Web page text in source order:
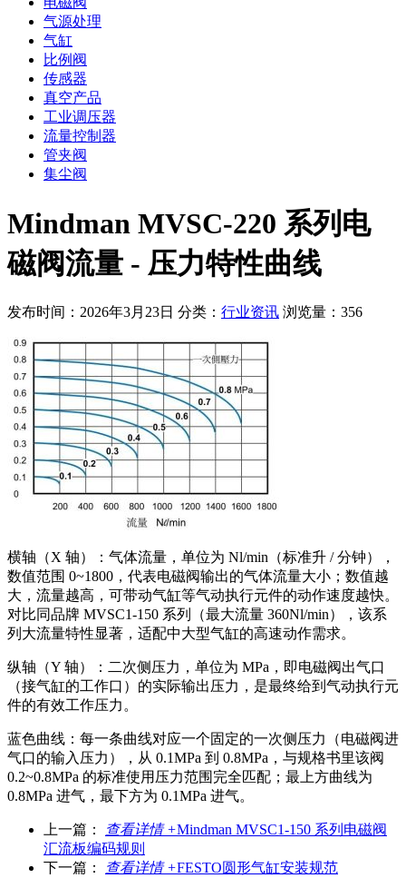
气源处理
气缸
比例阀
传感器
真空产品
工业调压器
流量控制器
管夹阀
集尘阀
Mindman MVSC-220 系列电
磁阀流量 - 压力特性曲线
发布时间：2026年3月23日 分类： 行业资讯 浏览量：356
横轴（X 轴）：气体流量，单位为 Nl/min（标准升 / 分钟），
数值范围 0~1800，代表电磁阀输出的气体流量大小；数值越
大，流量越高，可带动气缸等气动执行元件的动作速度越快。
对比同品牌 MVSC1-150 系列（最大流量 360Nl/min），该系
列大流量特性显著，适配中大型气缸的高速动作需求。
纵轴（Y 轴）：二次侧压力，单位为 MPa，即电磁阀出气口
（接气缸的工作口）的实际输出压力，是最终给到气动执行元
件的有效工作压力。
蓝色曲线：每一条曲线对应一个固定的一次侧压力（电磁阀进
气口的输入压力），从 0.1MPa 到 0.8MPa，与规格书里该阀
0.2~0.8MPa 的标准使用压力范围完全匹配；最上方曲线为
0.8MPa 进气，最下方为 0.1MPa 进气。
上一篇： 查看详情 +Mindman MVSC1-150 系列电磁阀
汇流板编码规则
下一篇：
查看详情 +FESTO圆形气缸安装规范